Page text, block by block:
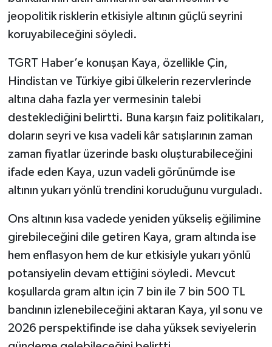
jeopolitik risklerin etkisiyle altının güçlü seyrini
koruyabileceğini söyledi.
TGRT Haber’e konuşan Kaya, özellikle Çin,
Hindistan ve Türkiye gibi ülkelerin rezervlerinde
altına daha fazla yer vermesinin talebi
desteklediğini belirtti. Buna karşın faiz politikaları,
doların seyri ve kısa vadeli kâr satışlarının zaman
zaman fiyatlar üzerinde baskı oluşturabileceğini
ifade eden Kaya, uzun vadeli görünümde ise
altının yukarı yönlü trendini koruduğunu vurguladı.
Ons altının kısa vadede yeniden yükseliş eğilimine
girebileceğini dile getiren Kaya, gram altında ise
hem enflasyon hem de kur etkisiyle yukarı yönlü
potansiyelin devam ettiğini söyledi. Mevcut
koşullarda gram altın için 7 bin ile 7 bin 500 TL
bandının izlenebileceğini aktaran Kaya, yıl sonu ve
2026 perspektifinde ise daha yüksek seviyelerin